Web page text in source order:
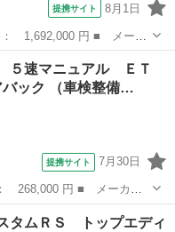
提携サイト 8月1日
ンバス ■ グレード
メラ 衝突軽減装置 両
５速マニュアル ＥＴ
ック （車検整備…
提携サイト 7月30日
レード名： Ｌ ５速マ
■ 排気量： 660cc ■ ド
タムＲＳ トップエディ